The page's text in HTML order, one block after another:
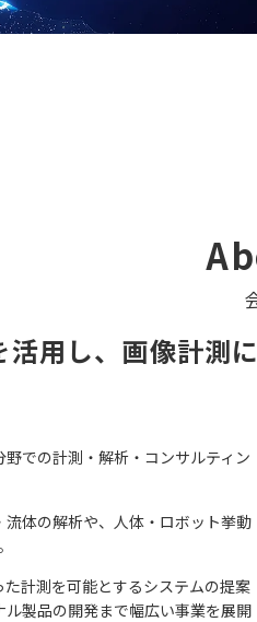
用し、画像計測
での計測・解析・コンサルティン
体の解析や、人体・ロボット挙動
計測を可能とするシステムの提案
製品の開発まで幅広い事業を展開